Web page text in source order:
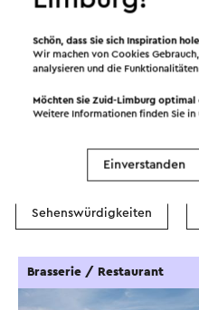
In dem
Essen und Trinken
Sehenswürdigkeiten
Brasserie / Restaurant
Schön, dass Sie sich Inspiration
Wir machen von Cookies
analysieren und die Funktionalitäten
Möchten Sie Zuid-Limburg optimal
Weitere Informationen finden Sie in
Einverstanden